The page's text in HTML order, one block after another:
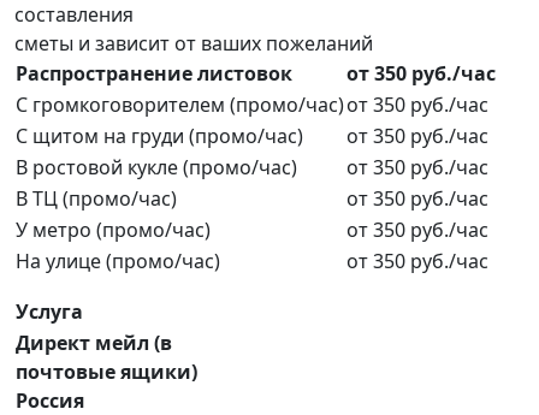
составления
сметы и зависит от ваших пожеланий
Распространение листовок
от 350 руб./час
С громкоговорителем (промо/час)от 350 руб./час
С щитом на груди (промо/час)
от 350 руб./час
В ростовой кукле (промо/час)
от 350 руб./час
В ТЦ (промо/час)
от 350 руб./час
У метро (промо/час)
от 350 руб./час
На улице (промо/час)
от 350 руб./час
Услуга
Директ мейл (в
почтовые ящики)
Россия